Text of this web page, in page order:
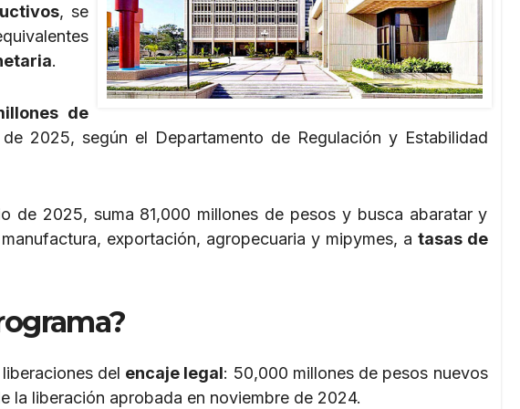
, se
.
de
2025, según el Departamento de Regulación y Estabilidad
de 2025, suma 81,000 millones de pesos y busca abaratar y
exportación, agropecuaria y mipymes, a tasas de
del encaje legal: 50,000 millones de pesos nuevos
la liberación aprobada en noviembre de 2024.